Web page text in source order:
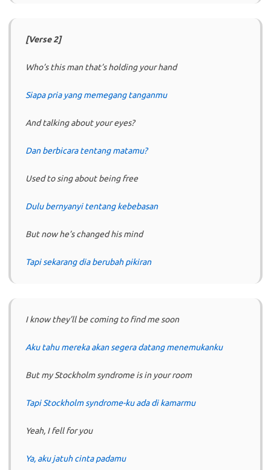
[Verse 2]
Who’s this man that’s holding your hand
Siapa pria yang memegang tanganmu
And talking about your eyes?
Dan berbicara tentang matamu?
Used to sing about being free
Dulu bernyanyi tentang kebebasan
But now he’s changed his mind
Tapi sekarang dia berubah pikiran
I know they’ll be coming to find me soon
Aku tahu mereka akan segera datang menemukanku
But my Stockholm syndrome is in your room
Tapi Stockholm syndrome-ku ada di kamarmu
Yeah, I fell for you
Ya, aku jatuh cinta padamu